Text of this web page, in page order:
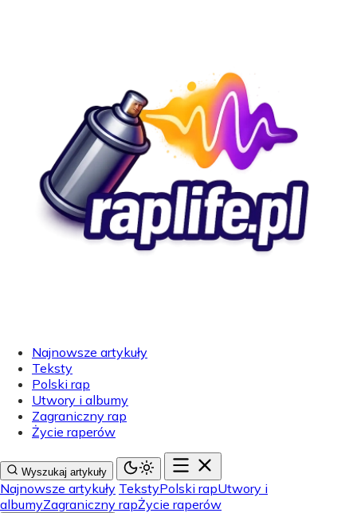
Najnowsze artykuły
Teksty
Polski rap
Utwory i albumy
Zagraniczny rap
Życie raperów
Wyszukaj artykuły
Najnowsze artykuły TekstyPolski rapUtwory i
albumyZagraniczny rapŻycie raperów